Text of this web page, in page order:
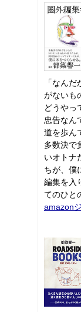
「なん
がないも
どうやっ
忠告なん
道を歩ん
多数決で
いオトナ
ちが、僕
編集を入
てのひと
amazon